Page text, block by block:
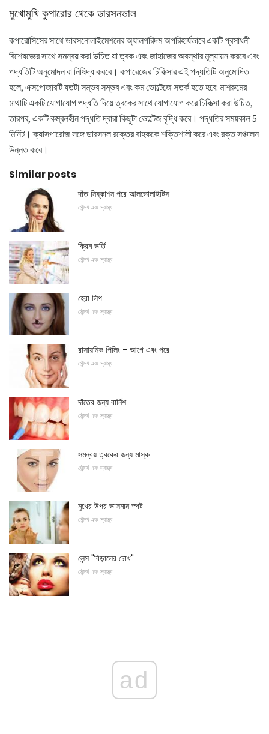
মুখোমুখি কুপারোর থেকে ডারসনভাল
কপারোসিসের সাথে ডারসনোলাইমেশনের অ্যালগরিদম অপরিহার্যভাবে একটি প্রসাধনী
বিশেষজ্ঞের সাথে সমন্বয় করা উচিত যা ত্বক এবং জাহাজের অবস্থার মূল্যায়ন করবে এবং
পদ্ধতিটি অনুমোদন বা নিষিদ্ধ করবে। কপারেজের চিকিত্সার এই পদ্ধতিটি অনুমোদিত
হলে, এক্সপোজারটি যতটা সম্ভব সম্ভব এবং কম ভোল্টেজে সতর্ক হতে হবে: মাশরুমের
মাথাটি একটি যোগাযোগ পদ্ধতি দিয়ে ত্বকের সাথে যোগাযোগ করে চিকিত্সা করা উচিত,
তারপর, একটি কম্বলহীন পদ্ধতি দ্বারা কিছুটা ভোল্টেজ বৃদ্ধি করে। পদ্ধতির সময়কাল 5
মিনিট। ক্যাসপারোজ সঙ্গে ডারসনল রক্তের বাহককে শক্তিশালী করে এবং রক্ত ​​সঞ্চালন
উন্নত করে।
Similar posts
দাঁত নিষ্কাশন পরে আলভোলাইটিস
সৌন্দর্য এবং স্বাস্থ্য
ক্রিম ভর্তি
সৌন্দর্য এবং স্বাস্থ্য
হেরা লিপ
সৌন্দর্য এবং স্বাস্থ্য
রাসায়নিক পিলিং - আগে এবং পরে
সৌন্দর্য এবং স্বাস্থ্য
দাঁতের জন্য বার্নিশ
সৌন্দর্য এবং স্বাস্থ্য
সমন্বয় ত্বকের জন্য মাস্ক
সৌন্দর্য এবং স্বাস্থ্য
মুখের উপর ভাসমান স্পট
সৌন্দর্য এবং স্বাস্থ্য
লেন্স "বিড়ালের চোখ"
সৌন্দর্য এবং স্বাস্থ্য
ad